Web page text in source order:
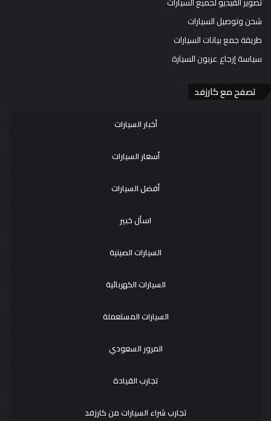
شحن وتوصيل السيارات
طريقة جمع بيانات السيارات
سياسة إرجاع عربون السيارة
تصفح مع كارزفد
أخبار السيارات
أسعار السيارات
أفضل السيارات
اسأل خبير
السيارات الصينية
السيارات الكهربائية
السيارات المستعملة
المرور السعودي
تجارب القيادة
تجارب شراء السيارات من كارزفد